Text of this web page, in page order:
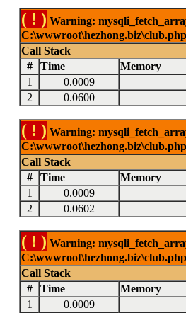
( ! ) Warning:
Call Stack
#
Time Memory
1
0.0009
2
0.0600
( ! ) Warning:
Call Stack
#
Time Memory
1
0.0009
2
0.0602
( ! ) Warning:
Call Stack
#
Time Memory
1
0.0009